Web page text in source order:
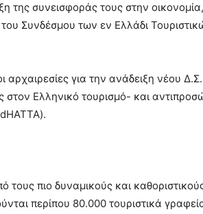
συνεισφοράς τους στην
Συνδέσμου των εν Ελλάδι
αρχαιρεσίες για την ανάδειξη νέου
Ελληνικό τουρισμό- και
τους πιο δυναμικούς και
περίπου 80.000 τουριστικά